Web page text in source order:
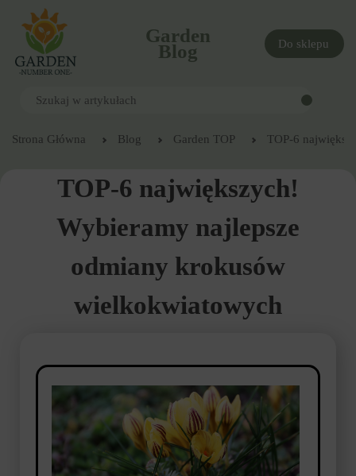
Garden
Blog Do sklepu
Strona Główna Blog Garden TOP TOP-6
TOP-6 największych!
Wybieramy najlepsze
odmiany krokusów
wielkokwiatowych